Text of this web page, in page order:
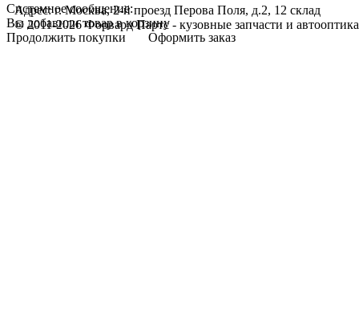
Адрес: г. Москва, 2-й проезд Перова Поля, д.2, 12 склад
© 2011-2026 Форвард Партс - кузовные запчасти и
Системное сообщение:
Вы добавили товар в корзину
Продолжить покупки
Оформить заказ